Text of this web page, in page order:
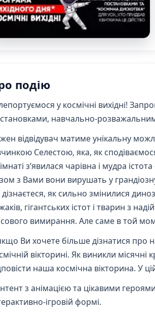
подію
у космічні вихідні!
навчально-
відвідувач матиме унікальну
Селестою, яка, як
з’явилася чарівна і мудра
з Вами вони вирушать у
як сильно змінилися
гігантських істот і тварин з
вимирання. Але саме в той
Ви хочете більше дізнатися про
вікторині. Як виникли
наша космічна вікторина. У
з анімацією та цікавими
ігровій формі.